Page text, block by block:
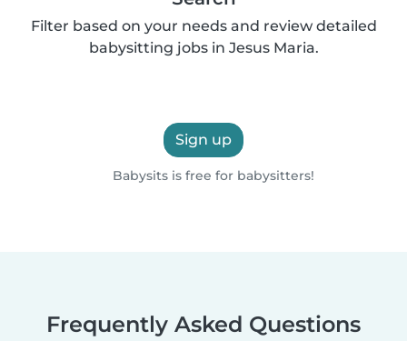
Filter based on your needs and review detailed
babysitting jobs in Jesus Maria.
Sign up
Babysits is free for babysitters!
Frequently Asked Questions